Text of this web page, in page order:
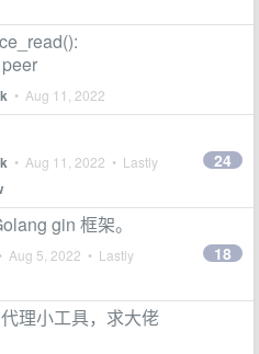
• Aug 11, 2022
• Aug 11, 2022 • Lastly
24
gin 框架。
• Aug 5, 2022 • Lastly
18
理小工具，求大佬